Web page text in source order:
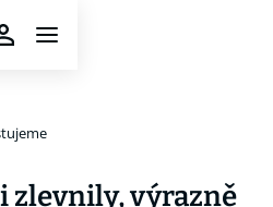
zlevnily, výrazně